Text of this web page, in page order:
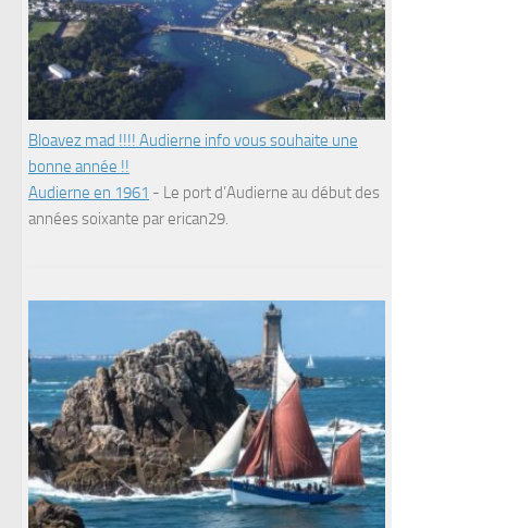
Bloavez mad !!!! Audierne info vous souhaite une
bonne année !!
Audierne en 1961 - Le port d’Audierne au début des
années soixante par erican29.